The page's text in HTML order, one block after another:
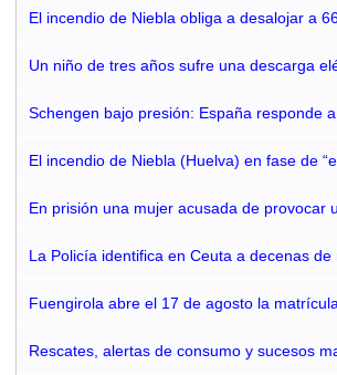
El incendio de Niebla obliga a desalojar a
Un niño de tres años sufre una descarga
Schengen bajo presión: España responde
El incendio de Niebla (Huelva) en fase de
En prisión una mujer acusada de provocar
La Policía identifica en Ceuta a decenas
Fuengirola abre el 17 de agosto la
Rescates, alertas de consumo y sucesos